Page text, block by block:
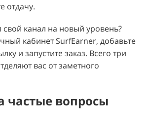
отдачу.
свой канал на новый уровень?
кабинет SurfEarner, добавьте
и запустите заказ. Всего три
вас от заметного
частые вопросы